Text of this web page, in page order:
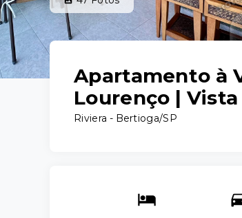
Apartamento à
Lourenço | Vista
Riviera - Bertioga/SP